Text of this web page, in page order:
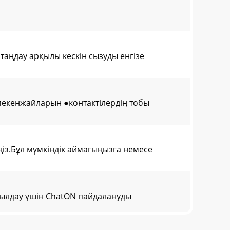
арқылы кескін сызуды енгізе
●контактілердің тобы
мүмкіндік аймағыңызға немесе
үшін ChatON пайдалануды